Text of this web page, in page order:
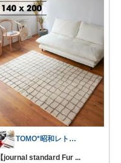
TOMO*昭和レトロ 📷🍎
【journal standard Fur ...